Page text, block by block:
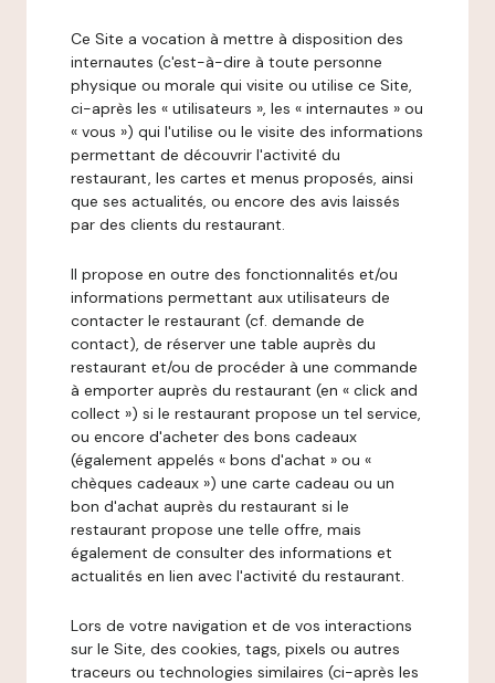
Ce Site a vocation à mettre à disposition des
internautes (c'est-à-dire à toute personne
physique ou morale qui visite ou utilise ce Site,
ci-après les « utilisateurs », les « internautes » ou
« vous ») qui l'utilise ou le visite des informations
permettant de découvrir l'activité du
restaurant, les cartes et menus proposés, ainsi
que ses actualités, ou encore des avis laissés
par des clients du restaurant.
Il propose en outre des fonctionnalités et/ou
informations permettant aux utilisateurs de
contacter le restaurant (cf. demande de
contact), de réserver une table auprès du
restaurant et/ou de procéder à une commande
à emporter auprès du restaurant (en « click and
collect ») si le restaurant propose un tel service,
ou encore d'acheter des bons cadeaux
(également appelés « bons d'achat » ou «
chèques cadeaux ») une carte cadeau ou un
bon d'achat auprès du restaurant si le
restaurant propose une telle offre, mais
également de consulter des informations et
actualités en lien avec l'activité du restaurant.
Lors de votre navigation et de vos interactions
sur le Site, des cookies, tags, pixels ou autres
traceurs ou technologies similaires (ci-après les